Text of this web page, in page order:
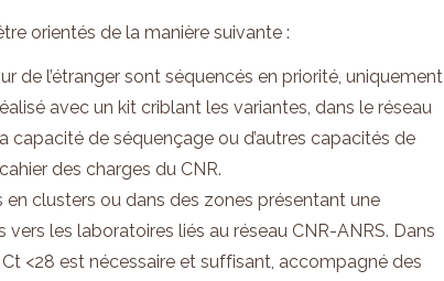
orientés de la manière suivante :
de l’étranger sont séquencés en priorité, uniquement
avec un kit criblant les variantes, dans le réseau
de séquençage ou d’autres capacités de
des charges du CNR.
clusters ou dans des zones présentant une
les laboratoires liés au réseau CNR-ANRS. Dans
<28 est nécessaire et suffisant, accompagné des